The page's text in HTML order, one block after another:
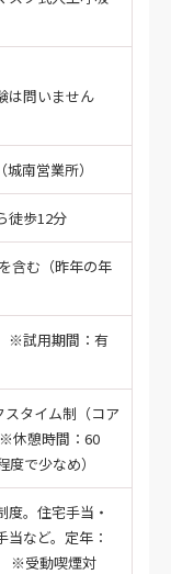
は問いません
南営業所）
徒歩12分
含む（昨年の年
試用期間：有
タイム制（コア
休憩時間：60
で少なめ）
。住宅手当・
など。定年：
※受動喫煙対